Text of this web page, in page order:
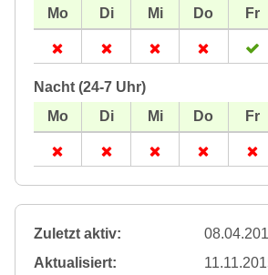
Nacht (24-7 Uhr)
Zuletzt aktiv:
Aktualisiert: